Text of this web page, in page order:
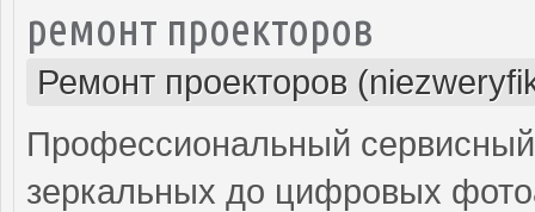
ремонт проекторов
Ремонт проекторов
Профессиональный
зеркальных до цифровых